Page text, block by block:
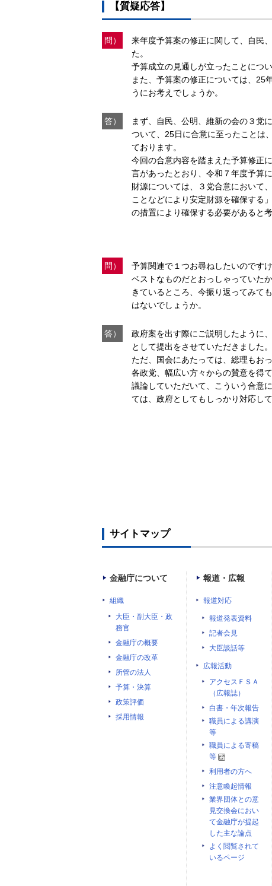
【質疑応答】
問）
来年度予算案の修正に関して、自民
た。
予算成立の見通しが立ったことにつ
また、予算案の修正については、25
うにお考えでしょうか。
答）
まず、自民、公明、維新の会の３党
ついて、25日に合意に至ったことは
ております。
今回の合意内容を踏まえた予算修正
言があったとおり、令和７年度予算
財源については、３党合意において
ことなどにより安定財源を確保する
の措置により確保する必要があると考
問）
予算関連で１つお尋ねしたいのです
ベストなものだとおっしゃっていた
きているところ、今振り返ってみて
はないでしょうか。
答）
政府案を出す際にご説明したように
として提出をさせていただきました。
ただ、国会にあたっては、総理もお
各政党、幅広い方々からの賛意を得
議論していただいて、こういう合意
ては、政府としてもしっかり対応し
サイトマップ
金融庁について
組織
大臣・副大臣・政
務官
金融庁の概要
金融庁の改革
所管の法人
予算・決算
政策評価
採用情報
報道・広報
報道対応
報道発表資料
記者会見
大臣談話等
広報活動
アクセスＦＳＡ
（広報誌）
白書・年次報告
職員による講演
等
職員による寄稿
等
利用者の方へ
注意喚起情報
業界団体との意
見交換会におい
て金融庁が提起
した主な論点
よく閲覧されて
いるページ